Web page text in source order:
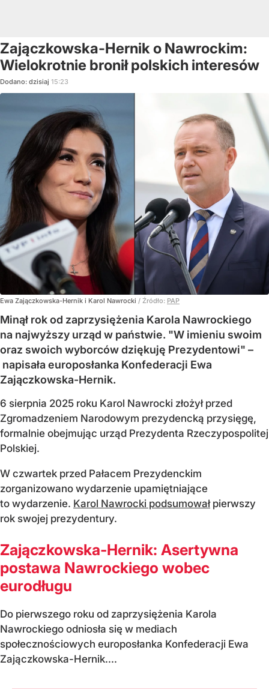
Zajączkowska-Hernik o Nawrockim:
Wielokrotnie bronił polskich interesów
Dodano: dzisiaj 15:23
Ewa Zajączkowska-Hernik i Karol Nawrocki / Źródło: PAP
Minął rok od zaprzysiężenia Karola Nawrockiego
na najwyższy urząd w państwie. "W imieniu swoim
oraz swoich wyborców dziękuję Prezydentowi" –
napisała europosłanka Konfederacji Ewa
Zajączkowska-Hernik.
6 sierpnia 2025 roku Karol Nawrocki złożył przed
Zgromadzeniem Narodowym prezydencką przysięgę,
formalnie obejmując urząd Prezydenta Rzeczypospolitej
Polskiej.
W czwartek przed Pałacem Prezydenckim
zorganizowano wydarzenie upamiętniające
to wydarzenie. Karol Nawrocki podsumowałpierwszy
rok swojej prezydentury.
Zajączkowska-Hernik: Asertywna
postawa Nawrockiego wobec
eurodługu
Do pierwszego roku od zaprzysiężenia Karola
Nawrockiego odniosła się w mediach
społecznościowych europosłanka Konfederacji Ewa
Zajączkowska-Hernik....